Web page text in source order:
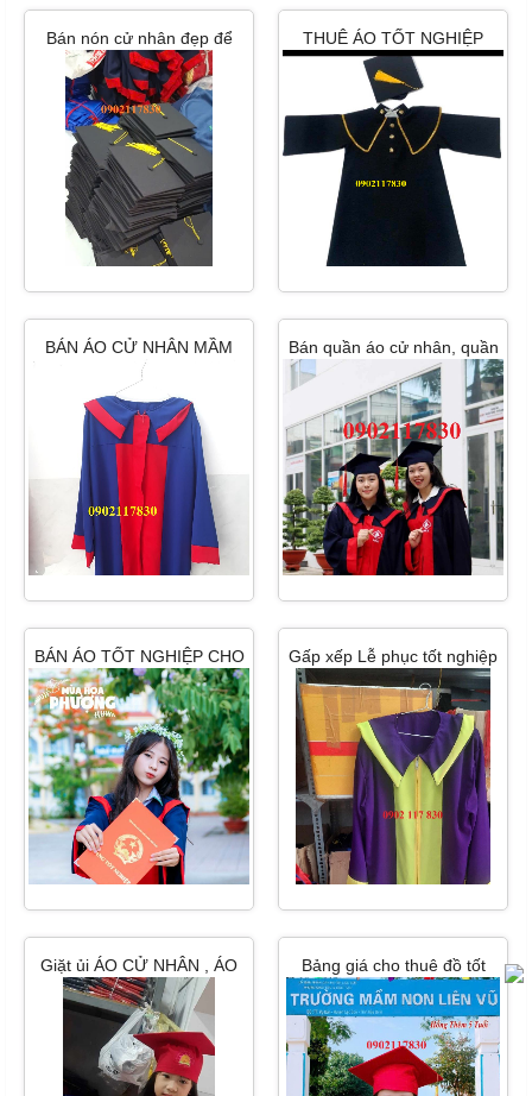
Bán nón cử nhân đẹp để
trang trí hcm
THUÊ ÁO TỐT NGHIỆP
MẦM NON GIÁ RẺ HCM
BÁN ÁO CỬ NHÂN MẦM
NON RẺ 2024
Bán quần áo cử nhân, quần
áo tốt nghiệp hcm
BÁN ÁO TỐT NGHIỆP CHO
TRƯỜNG TRUNG HỌC CƠ
SỞ( HOÀNG HOA THÁM)
Gấp xếp Lễ phục tốt nghiệp
cấp 1, cấp 2 Bến Tre
Giặt ủi ÁO CỬ NHÂN , ÁO
TỐT NGHIỆP BẰNG HƠI
NƯỚC TẠI HCM
Bảng giá cho thuê đồ tốt
nghiệp mầm non 24k